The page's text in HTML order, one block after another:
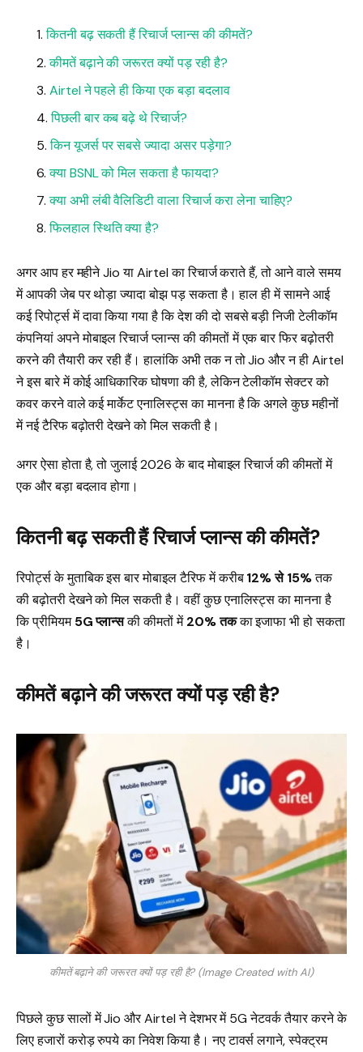
कितनी बढ़ सकती हैं रिचार्ज प्लान्स की कीमतें?
कीमतें बढ़ाने की जरूरत क्यों पड़ रही है?
Airtel ने पहले ही किया एक बड़ा बदलाव
पिछली बार कब बढ़े थे रिचार्ज?
किन यूजर्स पर सबसे ज्यादा असर पड़ेगा?
क्या BSNL को मिल सकता है फायदा?
क्या अभी लंबी वैलिडिटी वाला रिचार्ज करा लेना चाहिए?
फिलहाल स्थिति क्या है?
अगर आप हर महीने Jio या Airtel का रिचार्ज कराते हैं, तो आने वाले समय
में आपकी जेब पर थोड़ा ज्यादा बोझ पड़ सकता है। हाल ही में सामने आई
कई रिपोर्ट्स में दावा किया गया है कि देश की दो सबसे बड़ी निजी टेलीकॉम
कंपनियां अपने मोबाइल रिचार्ज प्लान्स की कीमतों में एक बार फिर बढ़ोतरी
करने की तैयारी कर रही हैं। हालांकि अभी तक न तो Jio और न ही Airtel
ने इस बारे में कोई आधिकारिक घोषणा की है, लेकिन टेलीकॉम सेक्टर को
कवर करने वाले कई मार्केट एनालिस्ट्स का मानना है कि अगले कुछ महीनों
में नई टैरिफ बढ़ोतरी देखने को मिल सकती है।
अगर ऐसा होता है, तो जुलाई 2026 के बाद मोबाइल रिचार्ज की कीमतों में
एक और बड़ा बदलाव होगा।
कितनी बढ़ सकती हैं रिचार्ज प्लान्स की कीमतें?
रिपोर्ट्स के मुताबिक इस बार मोबाइल टैरिफ में करीब12% से 15%तक
की बढ़ोतरी देखने को मिल सकती है। वहीं कुछ एनालिस्ट्स का मानना है
कि प्रीमियम5G प्लान्सकी कीमतों में20% तकका इजाफा भी हो सकता
है।
कीमतें बढ़ाने की जरूरत क्यों पड़ रही है?
कीमतें बढ़ाने की जरूरत क्यों पड़ रही है? (Image Created with AI)
पिछले कुछ सालों में Jio और Airtel ने देशभर में 5G नेटवर्क तैयार करने के
लिए हजारों करोड़ रुपये का निवेश किया है। नए टावर्स लगाने, स्पेक्ट्रम